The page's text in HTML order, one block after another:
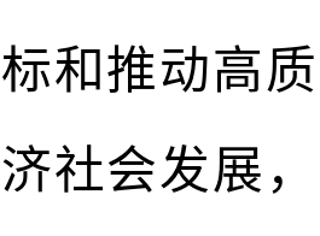
和推动高
社会发展